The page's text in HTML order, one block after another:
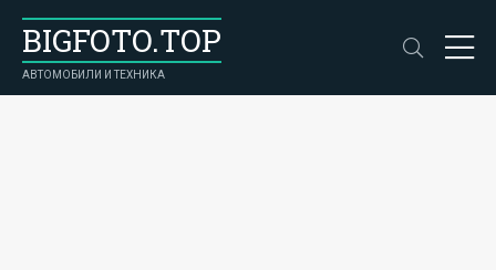
BIGFOTO.TOP
АВТОМОБИЛИ И ТЕХНИКА